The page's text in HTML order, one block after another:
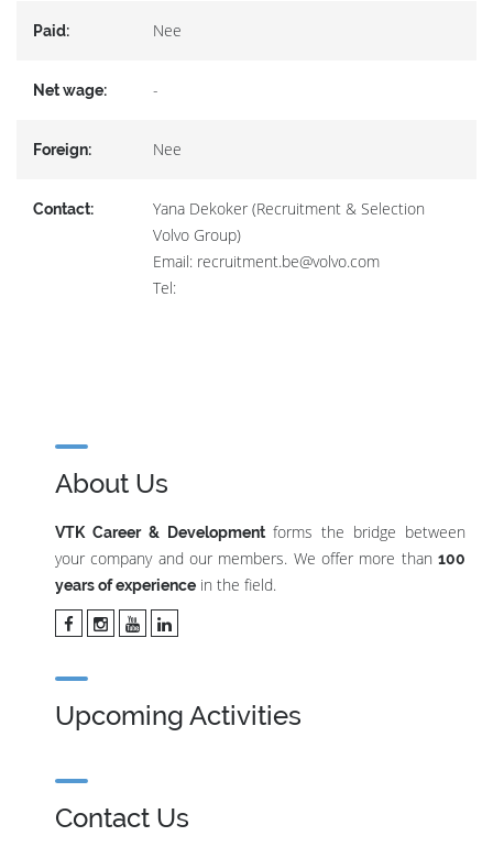
Paid: Nee
Net wage: -
Foreign: Nee
Contact:
Yana Dekoker (Recruitment & Selection
Volvo Group)
Email: recruitment.be@volvo.com
Tel:
About Us
VTK Career & Developmentforms the bridge between
your company and our members. We offer more than 100
years of experience in the field.
Upcoming Activities
Contact Us